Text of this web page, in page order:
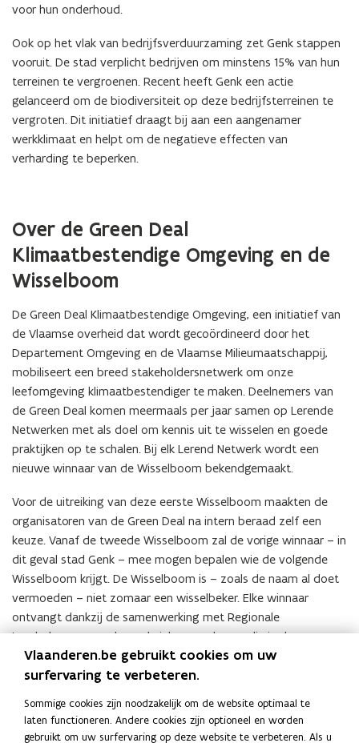
t
n
n
i
e
u
w
v
s
t
e
r
voor hun onderhoud.
Ook op het vlak van bedrijfsverduurzaming zet Genk stappen
vooruit. De stad verplicht bedrijven om minstens 15% van hun
terreinen te vergroenen. Recent heeft Genk een actie
gelanceerd om de biodiversiteit op deze bedrijfsterreinen te
vergroten. Dit initiatief draagt bij aan een aangenamer
werkklimaat en helpt om de negatieve effecten van
verharding te beperken.
Over de Green Deal
Klimaatbestendige Omgeving en de
Wisselboom
De Green Deal Klimaatbestendige Omgeving, een initiatief van
de Vlaamse overheid dat wordt gecoördineerd door het
Departement Omgeving en de Vlaamse Milieumaatschappij,
mobiliseert een breed stakeholdersnetwerk om onze
leefomgeving klimaatbestendiger te maken. Deelnemers van
de Green Deal komen meermaals per jaar samen op Lerende
Netwerken met als doel om kennis uit te wisselen en goede
praktijken op te schalen. Bij elk Lerend Netwerk wordt een
nieuwe winnaar van de Wisselboom bekendgemaakt.
Voor de uitreiking van deze eerste Wisselboom maakten de
organisatoren van de Green Deal na intern beraad zelf een
keuze. Vanaf de tweede Wisselboom zal de vorige winnaar – in
dit geval stad Genk – mee mogen bepalen wie de volgende
Wisselboom krijgt. De Wisselboom is – zoals de naam al doet
vermoeden – niet zomaar een wisselbeker. Elke winnaar
ontvangt dankzij de samenwerking met Regionale
Landschappen een levende inheemse boom die in de
toekomst zal bijdragen aan een groenere en meer
klimaatbestendige omgeving. De winnaar mag zelf bepalen
Op de hoogte blijven van
Vlaanderen.be gebruikt cookies om uw
surfervaring te verbeteren.
Sommige cookies zijn noodzakelijk om de website optimaal te
laten functioneren. Andere cookies zijn optioneel en worden
gebruikt om uw surfervaring op deze website te verbeteren. Als u